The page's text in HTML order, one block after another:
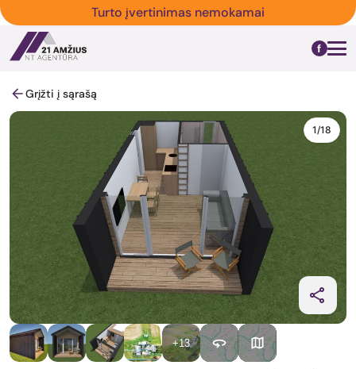
Turto įvertinimas nemokamai
Grįžti į sąrašą
1/18
+13